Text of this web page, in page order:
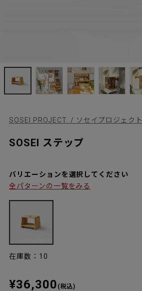
SOSEI PROJECT. / ソセイプロジェクト
SOSEI ステップ
バリエーションを選択してください
全パターンの一覧をみる
在庫数：10
¥36,300 (税込)